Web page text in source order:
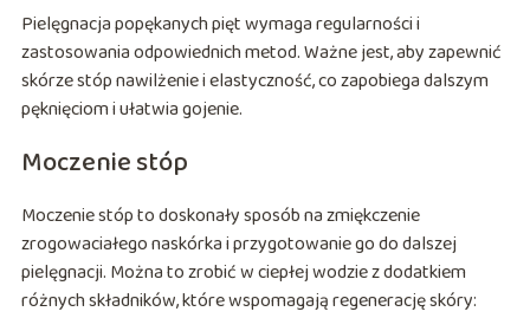
Pielęgnacja popękanych pięt wymaga regularności i
zastosowania odpowiednich metod. Ważne jest, aby zapewnić
skórze stóp nawilżenie i elastyczność, co zapobiega dalszym
pęknięciom i ułatwia gojenie.
Moczenie stóp
Moczenie stóp to doskonały sposób na zmiękczenie
zrogowaciałego naskórka i przygotowanie go do dalszej
pielęgnacji. Można to zrobić w ciepłej wodzie z dodatkiem
różnych składników, które wspomagają regenerację skóry: